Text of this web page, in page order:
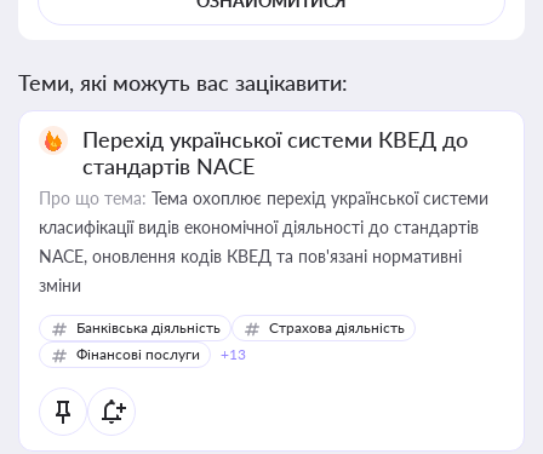
Теми, які можуть вас зацікавити:
Перехід української системи КВЕД до
стандартів NACE
Про що тема: Тема охоплює перехід української системи
класифікації видів економічної діяльності до стандартів
NACE, оновлення кодів КВЕД та пов'язані нормативні
зміни
Банківська діяльність
Страхова діяльність
Фінансові послуги
+13